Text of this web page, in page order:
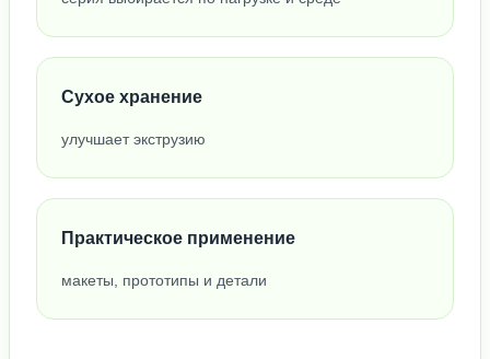
Сухое хранение
улучшает экструзию
Практическое применение
макеты, прототипы и детали